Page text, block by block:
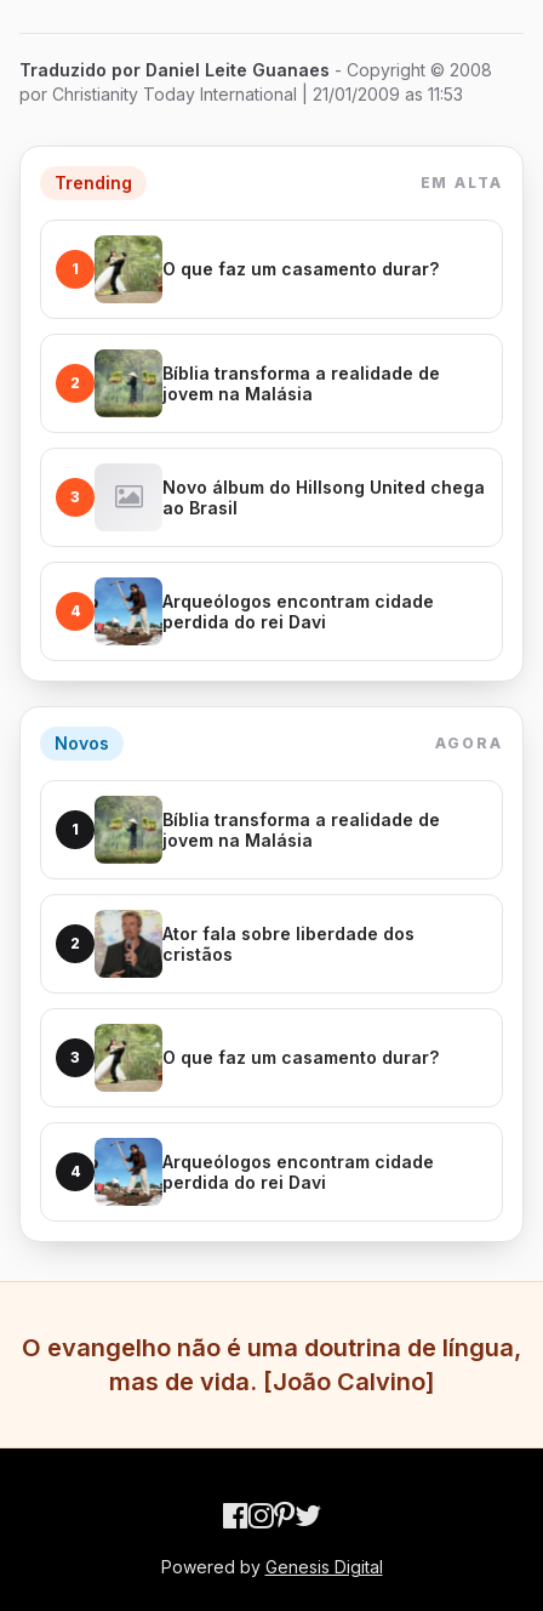
Traduzido por Daniel Leite Guanaes - Copyright © 2008
por Christianity Today International
| 21/01/2009 as 11:53
Trending EM ALTA
1 O que faz um casamento durar?
2
Bíblia transforma a realidade de
jovem na Malásia
3
Novo álbum do Hillsong United chega
ao Brasil
4
Arqueólogos encontram cidade
perdida do rei Davi
Novos AGORA
1
Bíblia transforma a realidade de
jovem na Malásia
2
Ator fala sobre liberdade dos
cristãos
3 O que faz um casamento durar?
4
Arqueólogos encontram cidade
perdida do rei Davi
O evangelho não é uma doutrina de língua,
mas de vida. [João Calvino]
Powered by Genesis Digital